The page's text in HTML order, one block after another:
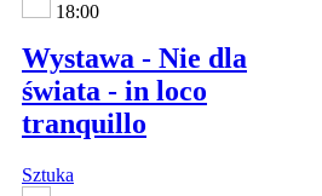
18:00
Wystawa - Nie dla
świata - in loco
tranquillo
Sztuka